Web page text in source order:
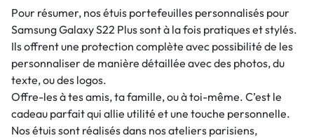
Pour résumer, nos étuis portefeuilles personnalisés pour
Samsung Galaxy S22 Plus sont à la fois pratiques et stylés.
Ils offrent une protection complète avec possibilité de les
personnaliser de manière détaillée avec des photos, du
texte, ou des logos.
Offre-les à tes amis, ta famille, ou à toi-même. C’est le
cadeau parfait qui allie utilité et une touche personnelle.
Nos étuis sont réalisés dans nos ateliers parisiens,